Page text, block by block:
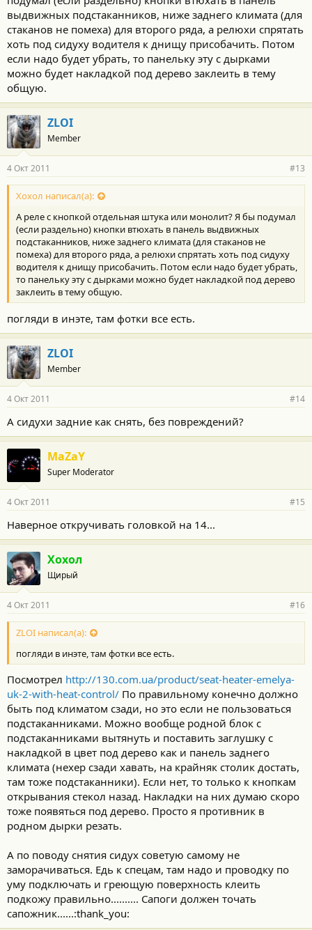
выдвижных подстаканников, ниже заднего климата (для
стаканов не помеха) для второго ряда, а релюхи спрятать
хоть под сидуху водителя к днищу присобачить. Потом
если надо будет убрать, то панельку эту с дырками
можно будет накладкой под дерево заклеить в тему
общую.
ZLOI
Member
4 Окт 2011 #13
Хохол написал(а):
А реле с кнопкой отдельная штука или монолит? Я бы подумал
(если раздельно) кнопки втюхать в панель выдвижных
подстаканников, ниже заднего климата (для стаканов не
помеха) для второго ряда, а релюхи спрятать хоть под сидуху
водителя к днищу присобачить. Потом если надо будет убрать,
то панельку эту с дырками можно будет накладкой под дерево
заклеить в тему общую.
погляди в инэте, там фотки все есть.
ZLOI
Member
4 Окт 2011 #14
А сидухи задние как снять, без повреждений?
MaZaY
Super Moderator
4 Окт 2011 #15
Наверное откручивать головкой на 14...
Хохол
Щирый
4 Окт 2011 #16
ZLOI написал(а):
погляди в инэте, там фотки все есть.
Посмотрел http://130.com.ua/product/seat-heater-emelya-
uk-2-with-heat-control/ По правильному конечно должно
быть под климатом сзади, но это если не пользоваться
подстаканниками. Можно вообще родной блок с
подстаканниками вытянуть и поставить заглушку с
накладкой в цвет под дерево как и панель заднего
климата (нехер сзади хавать, на крайняк столик достать,
там тоже подстаканники). Если нет, то только к кнопкам
открывания стекол назад. Накладки на них думаю скоро
тоже появяться под дерево. Просто я противник в
родном дырки резать.
А по поводу снятия сидух советую самому не
заморачиваться. Едь к спецам, там надо и проводку по
уму подключать и греющую поверхность клеить
подкожу правильно.......... Сапоги должен точать
сапожник......:thank_you: